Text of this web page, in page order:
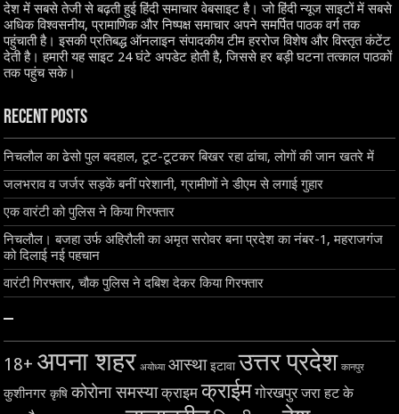
देश में सबसे तेजी से बढ़ती हुई हिंदी समाचार वेबसाइट है। जो हिंदी न्यूज साइटों में सबसे
अधिक विश्वसनीय, प्रामाणिक और निष्पक्ष समाचार अपने समर्पित पाठक वर्ग तक
पहुंचाती है। इसकी प्रतिबद्ध ऑनलाइन संपादकीय टीम हररोज विशेष और विस्तृत कंटेंट
देती है। हमारी यह साइट 24 घंटे अपडेट होती है, जिससे हर बड़ी घटना तत्काल पाठकों
तक पहुंच सके।
Recent Posts
निचलौल का ढेसो पुल बदहाल, टूट-टूटकर बिखर रहा ढांचा, लोगों की जान खतरे में
जलभराव व जर्जर सड़कें बनीं परेशानी, ग्रामीणों ने डीएम से लगाई गुहार
एक वारंटी को पुलिस ने किया गिरफ्तार
निचलौल। बजहा उर्फ अहिरौली का अमृत सरोवर बना प्रदेश का नंबर-1, महराजगंज
को दिलाई नई पहचान
वारंटी गिरफ्तार, चौक पुलिस ने दबिश देकर किया गिरफ्तार
–
18+ अपना शहर अयोध्या आस्था इटावा उत्तर प्रदेश कानपुर
कुशीनगर कृषि कोरोना समस्या क्राइम क्राईम गोरखपुर जरा हट के